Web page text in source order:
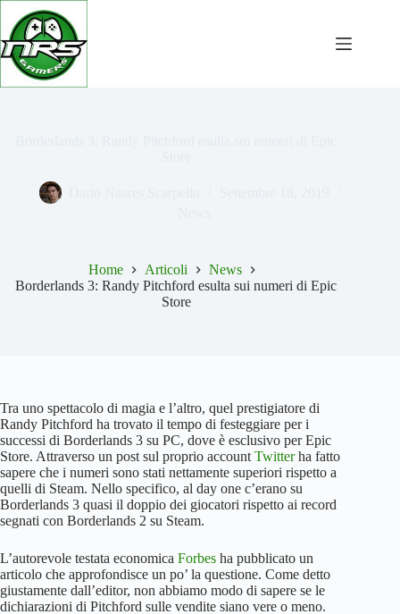
Salta
contenuto
Home Articoli
News
Borderlands 3: Randy Pitchford esulta sui numeri di Epic
Store
Tra uno spettacolo di magia e l’altro, quel prestigiatore di
Randy Pitchford ha trovato il tempo di festeggiare per i
successi di Borderlands 3 su PC, dove è esclusivo per Epic
Store. Attraverso un post sul proprio account Twitterha fatto
sapere che i numeri sono stati nettamente superiori rispetto a
quelli di Steam. Nello specifico, al day one c’erano su
Borderlands 3 quasi il doppio dei giocatori rispetto ai record
segnati con Borderlands 2 su Steam.
L’autorevole testata economica Forbes ha pubblicato un
articolo che approfondisce un po’ la questione. Come detto
giustamente dall’editor, non abbiamo modo di sapere se le
dichiarazioni di Pitchford sulle vendite siano vere o meno.